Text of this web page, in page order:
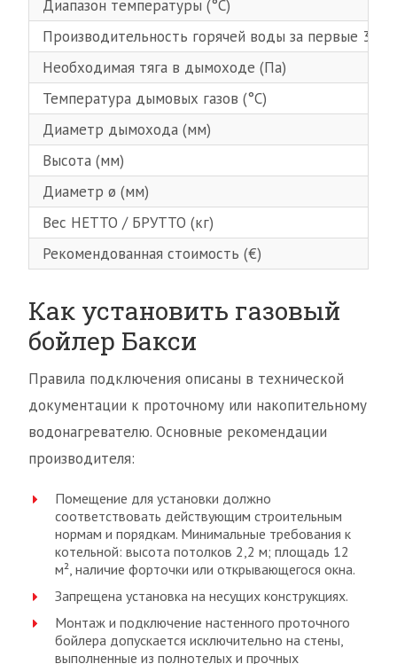
Диапазон температуры (°С)
Производительность горячей воды за первые 30
Необходимая тяга в дымоходе (Па)
Температура дымовых газов (°С)
Диаметр дымохода (мм)
Высота (мм)
Диаметр ø (мм)
Вес НЕТТО / БРУТТО (кг)
Рекомендованная стоимость (€)
Как установить газовый
бойлер Бакси
Правила подключения описаны в технической
документации к проточному или накопительному
водонагревателю. Основные рекомендации
производителя:
Помещение для установки должно
соответствовать действующим строительным
нормам и порядкам. Минимальные требования к
котельной: высота потолков 2,2 м; площадь 12
м², наличие форточки или открывающегося окна.
Запрещена установка на несущих конструкциях.
Монтаж и подключение настенного проточного
бойлера допускается исключительно на стены,
выполненные из полнотелых и прочных